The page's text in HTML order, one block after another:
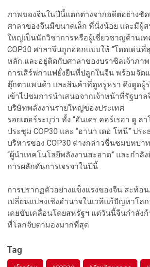
ภาพของจีนในปีนี้แตกต่างจากอดีตอย่างชัด
ศาลาของจีนมีขนาดเล็ก ที่นั่งน้อย และมีผู้
ใหญ่เป็นนักวิชาการหรือผู้เชี่ยวชาญด้านเ
COP30 ศาลาจีนถูกออกแบบให้ “โดดเด่นที่
หลัก และอยู่ติดกับศาลาของบราซิลเจ้าภา
การเสิร์ฟกาแฟยั่งยืนที่ปลูกในจีน พร้อมจัด
ตุ๊กตาแพนด้า และสินค้าที่ดูหรูหรา ดึงดูดผู้
เข้าไปชมการนำเสนอจากเจ้าหน้าที่รัฐบา
บริษัทพลังงานรายใหญ่ของประเทศ
รอยเตอร์ระบุว่า ทั้ง “อันเดร คอร์เรอา ดู ล
ประชุม COP30 และ “อานา เดอ โทนี” ปร
บริหารของ COP30 ต่างกล่าวชื่นชมบทบา
“ผู้นำเทคโนโลยีพลังงานสะอาด” และกำ
การผลักดันการเจรจาในปีนี้
การปรากฏตัวอย่างแข็งแรงของจีน สะท้อ
เปลี่ยนแปลงเชิงอำนาจในเวทีแก้ปัญหาโล
เคยขับเคลื่อนโดยสหรัฐฯ แต่วันนี้จีนกำลัง
ที่โลกจับตามองมากที่สุด
Tag